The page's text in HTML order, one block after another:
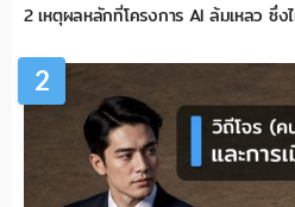
2 เหตุผลหลักที่โครงการ AI ล้มเหลว ซึ่ง
2